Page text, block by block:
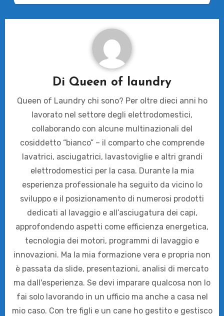
Di Queen of laundry
Queen of Laundry chi sono? Per oltre dieci anni ho
lavorato nel settore degli elettrodomestici,
collaborando con alcune multinazionali del
cosiddetto “bianco” – il comparto che comprende
lavatrici, asciugatrici, lavastoviglie e altri grandi
elettrodomestici per la casa. Durante la mia
esperienza professionale ha seguito da vicino lo
sviluppo e il posizionamento di numerosi prodotti
dedicati al lavaggio e all’asciugatura dei capi,
approfondendo aspetti come efficienza energetica,
tecnologia dei motori, programmi di lavaggio e
innovazioni. Ma la mia formazione vera e propria non
è passata da slide, presentazioni, analisi di mercato
ma dall'esperienza. Se devi imparare qualcosa non lo
fai solo lavorando in un ufficio ma anche a casa nel
mio caso. Con tre figli e un cane ho gestito e gestisco